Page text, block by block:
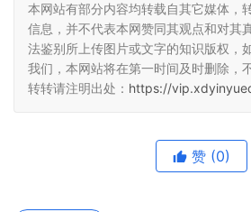
本网站有部分内容均转载自其它媒体，
信息，并不代表本网赞同其观点和对其
法鉴别所上传图片或文字的知识版权，
我们，本网站将在第一时间及时删除，
转转请注明出处： https://
赞 (0)